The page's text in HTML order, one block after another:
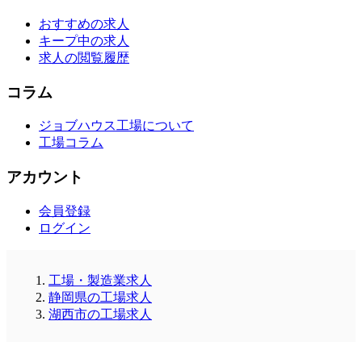
おすすめの求人
キープ中の求人
求人の閲覧履歴
コラム
ジョブハウス工場について
工場コラム
アカウント
会員登録
ログイン
工場・製造業求人
静岡県の工場求人
湖西市の工場求人